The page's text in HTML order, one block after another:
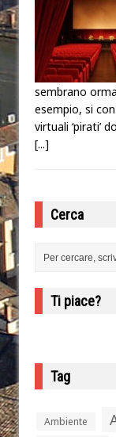
sembrano
esempio, si
virtuali ‘pirati’
[...]
Cerca
Ti piace?
Tag
Ambiente